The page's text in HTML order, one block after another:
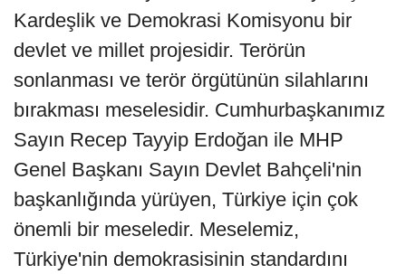
Kardeşlik ve Demokrasi Komisyonu bir
devlet ve millet projesidir. Terörün
sonlanması ve terör örgütünün silahlarını
bırakması meselesidir. Cumhurbaşkanımız
Sayın Recep Tayyip Erdoğan ile MHP
Genel Başkanı Sayın Devlet Bahçeli'nin
başkanlığında yürüyen, Türkiye için çok
önemli bir meseledir. Meselemiz,
Türkiye'nin demokrasisinin standardını